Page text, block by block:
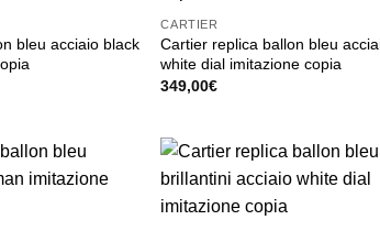
bleu acciaio black
CARTIER
Cartier replica ballon bleu
white dial imitazione copia
349,00€